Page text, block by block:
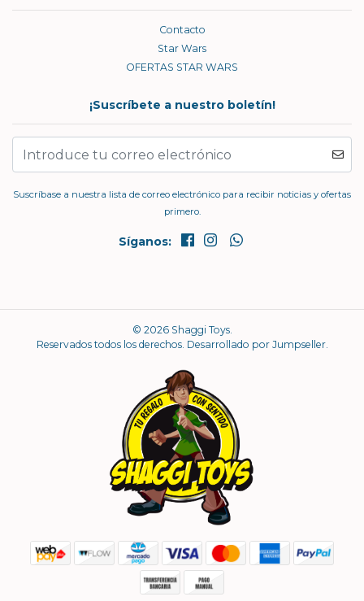
Contacto
Star Wars
OFERTAS STAR WARS
¡Suscríbete a nuestro boletín!
Suscríbase a nuestra lista de correo electrónico para recibir noticias y ofertas
primero.
Síganos:
© 2026 Shaggi Toys.
Reservados todos los derechos. Desarrollado por Jumpseller.